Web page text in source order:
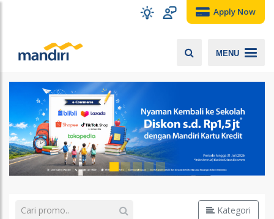
Apply Now
MENU
Kategori